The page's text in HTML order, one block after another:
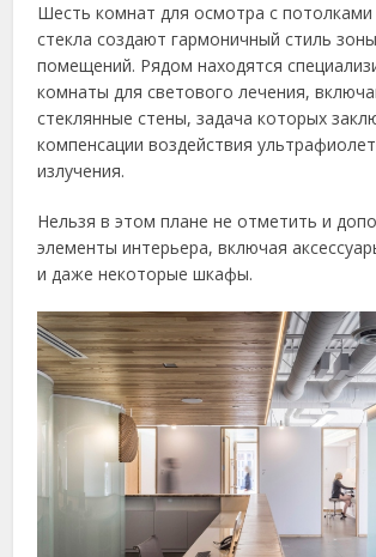
Шесть комнат для осмотра с
стекла создают гармоничный стиль
помещений. Рядом находятся
комнаты для светового лечения,
стеклянные стены, задача которых
компенсации воздействия
излучения.
Нельзя в этом плане не отметить и
элементы интерьера, включая
и даже некоторые шкафы.